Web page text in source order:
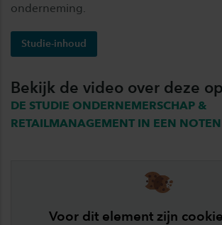
onderneming.
Studie-inhoud
Bekijk de video over deze
DE STUDIE ONDERNEMERSCHAP &
RETAILMANAGEMENT IN EEN
Voor dit element zijn